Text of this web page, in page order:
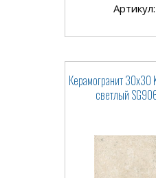
Керамогранит 30x30
светлый